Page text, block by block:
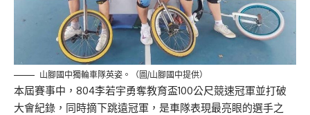
山腳國中獨輪車隊英姿。（圖/山腳國中提供）
本屆賽事中，804李若宇勇奪教育盃100公尺競速冠軍並打破
大會紀錄，同時摘下跳遠冠軍，是車隊表現最亮眼的選手之